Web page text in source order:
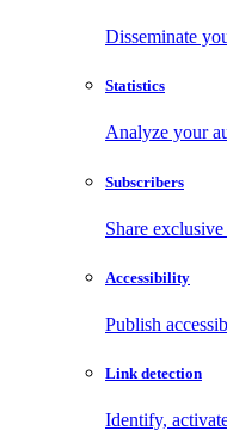
Disseminate
Statistics
Analyze your
Subscribers
Share
Accessibility
Publish
Link detection
Identify,